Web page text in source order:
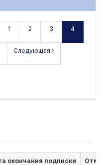
1 2 3 4
Следующая ›
окончания подписки